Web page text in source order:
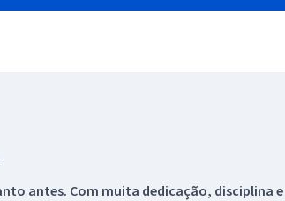
antes. Com muita dedicação, disciplina